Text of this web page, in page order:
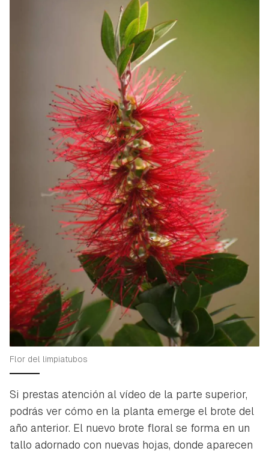
Flor del limpiatubos
Si prestas atención al vídeo de la parte superior,
podrás ver cómo en la planta emerge el brote del
año anterior. El nuevo brote floral se forma en un
tallo adornado con nuevas hojas, donde aparecen